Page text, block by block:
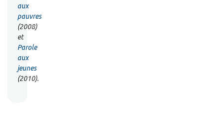
aux
pauvres
(2008)
et
Parole
aux
jeunes
(2010).